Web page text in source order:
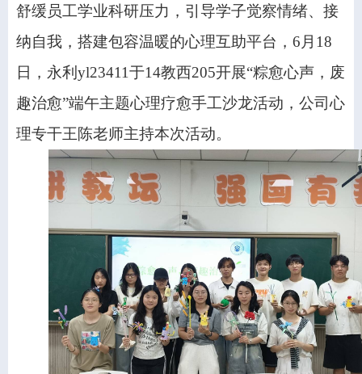
舒缓员工学业科研压力，引导学子觉察情绪、接
纳自我，搭建包容温暖的心理互助平台， 6 月 18
日，​永利yl23411于14教西205开展“粽愈心声，废
趣治愈”端午主题心理疗愈手工沙龙活动，公司心
理专干王陈老师主持本次活动。